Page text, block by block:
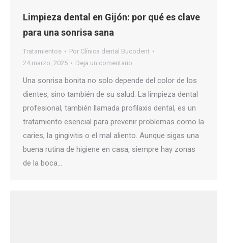
Limpieza dental en Gijón: por qué es clave
para una sonrisa sana
Tratamientos Por Clínica dental Bucodent
24 marzo, 2025
Deja un comentario
Una sonrisa bonita no solo depende del color de los
dientes, sino también de su salud. La limpieza dental
profesional, también llamada profilaxis dental, es un
tratamiento esencial para prevenir problemas como la
caries, la gingivitis o el mal aliento. Aunque sigas una
buena rutina de higiene en casa, siempre hay zonas
de la boca…